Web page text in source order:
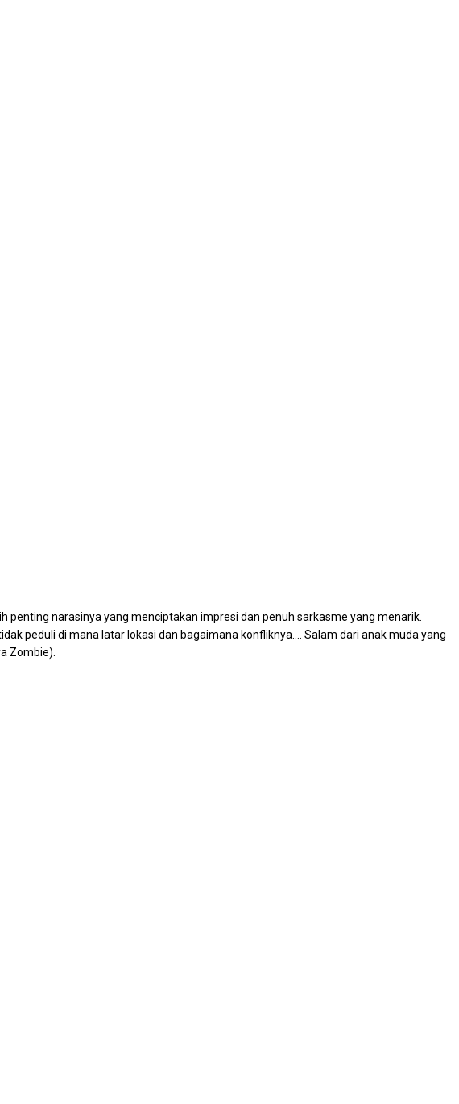
narasinya yang menciptakan impresi dan penuh sarkasme yang menarik.
peduli di mana latar lokasi dan bagaimana konfliknya…. Salam dari anak muda yang
Zombie).